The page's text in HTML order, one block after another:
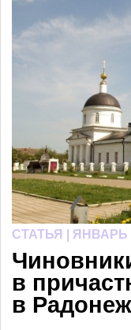
СТАТЬЯ | ЯНВАРЬ
в
в